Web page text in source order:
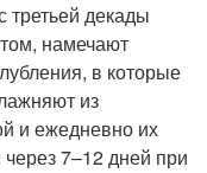
третьей декады
намечают
в которые
из
и ежедневно их
7–12 дней при